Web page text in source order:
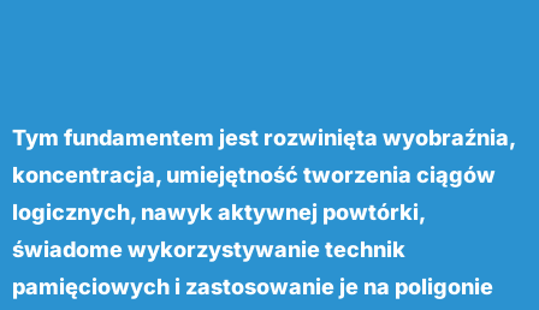
Tym fundamentem jest rozwinięta wyobraźnia,
koncentracja, umiejętność tworzenia ciągów
logicznych, nawyk aktywnej powtórki,
świadome wykorzystywanie technik
pamięciowych i zastosowanie je na poligonie